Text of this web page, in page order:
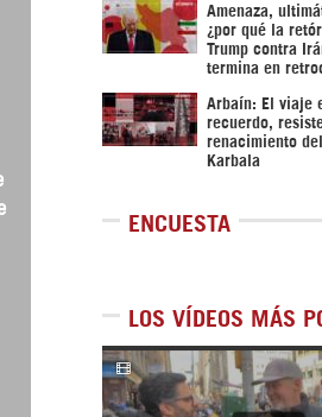
Amenaza,
¿por qué la
Trump contra
termina en
Arbaín: El viaje
recuerdo,
renacimiento
Karbala
ENCUESTA
LOS VÍDEOS MÁS